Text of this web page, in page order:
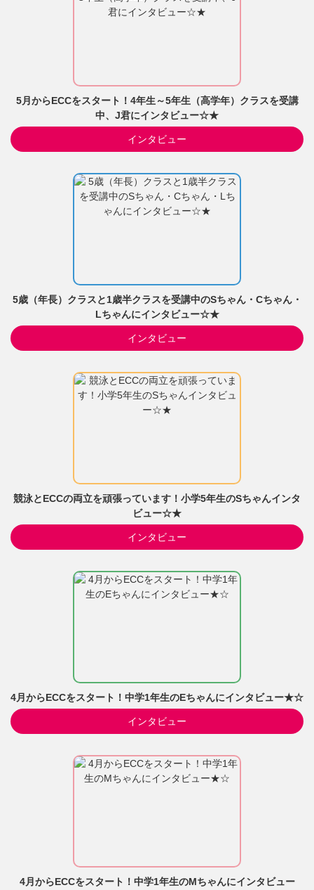
5月からECCをスタート！4年生～5年生（高学年）クラスを受講
中、J君にインタビュー☆★
インタビュー
5歳（年長）クラスと1歳半クラスを受講中のSちゃん・Cちゃん・
Lちゃんにインタビュー☆★
インタビュー
競泳とECCの両立を頑張っています！小学5年生のSちゃんインタ
ビュー☆★
インタビュー
4月からECCをスタート！中学1年生のEちゃんにインタビュー★☆
インタビュー
4月からECCをスタート！中学1年生のMちゃんにインタビュー